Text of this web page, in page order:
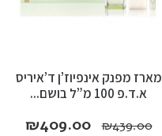
מארז מפנק אינפיוז’ן ד’איריס
א.ד.פ 100 מ”ל בושם...
₪439.00
₪409.00